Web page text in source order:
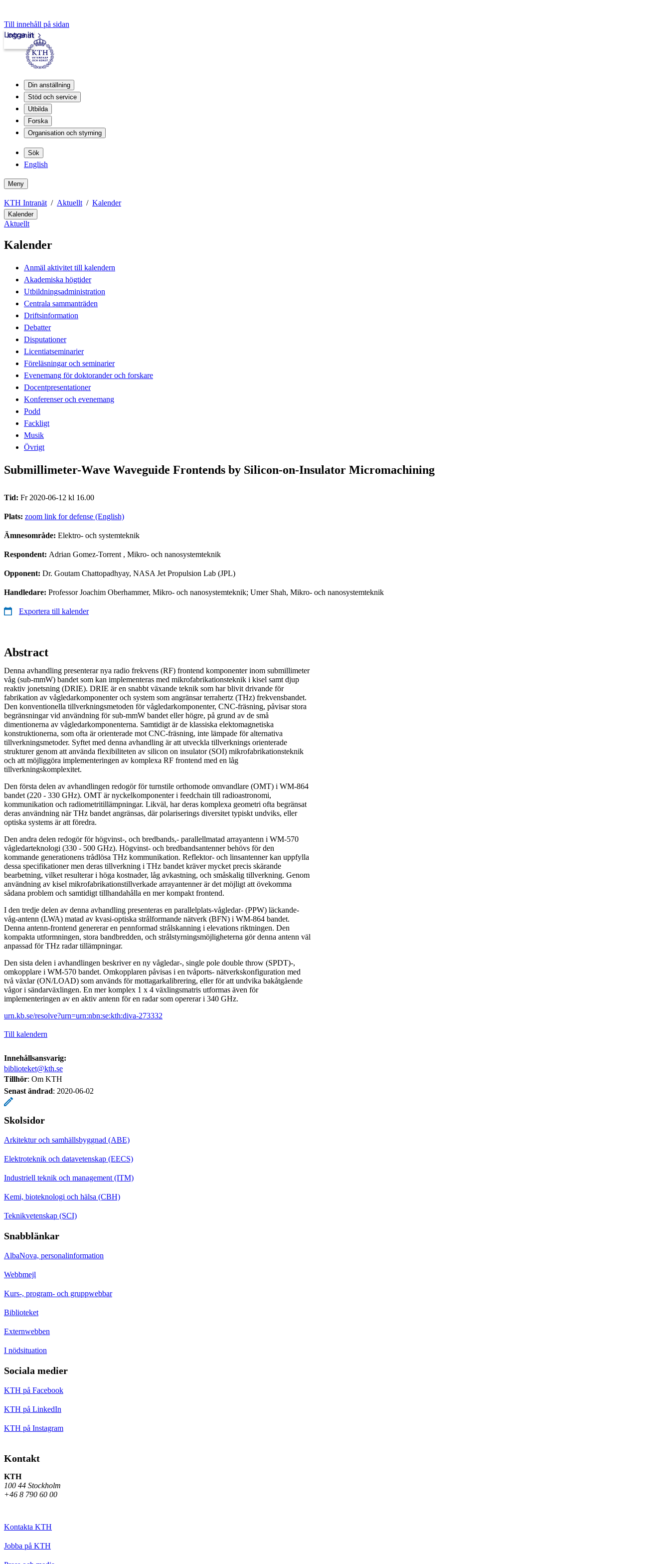
Till innehåll på sidan
Intranät
Logga in
Din anställning
Stöd och service
Utbilda
Forska
Organisation och styrning
Sök
English
Meny
KTH Intranät Aktuellt Kalender
Kalender
Aktuellt
Kalender
Anmäl aktivitet till kalendern
Akademiska högtider
Utbildningsadministration
Centrala sammanträden
Driftsinformation
Debatter
Disputationer
Licentiatseminarier
Föreläsningar och seminarier
Evenemang för doktorander och forskare
Docentpresentationer
Konferenser och evenemang
Podd
Fackligt
Musik
Övrigt
Submillimeter-Wave Waveguide Frontends by Silicon-on-Insulator Micromachining
Tid: Fr 2020-06-12 kl 16.00
Plats: zoom link for defense (English)
Ämnesområde: Elektro- och systemteknik
Respondent: Adrian Gomez-Torrent , Mikro- och nanosystemteknik
Opponent: Dr. Goutam Chattopadhyay, NASA Jet Propulsion Lab (JPL)
Handledare: Professor Joachim Oberhammer, Mikro- och nanosystemteknik; Umer Shah, Mikro- och nanosystemteknik
Exportera till kalender
Abstract
Denna avhandling presenterar nya radio frekvens (RF) frontend komponenter inom submillimeter
våg (sub-mmW) bandet som kan implementeras med mikrofabrikationsteknik i kisel samt djup
reaktiv jonetsning (DRIE). DRIE är en snabbt växande teknik som har blivit drivande för
fabrikation av vågledarkomponenter och system som angränsar terrahertz (THz) frekvensbandet.
Den konventionella tillverkningsmetoden för vågledarkomponenter, CNC-fräsning, påvisar stora
begränsningar vid användning för sub-mmW bandet eller högre, på grund av de små
dimentionerna av vågledarkomponenterna. Samtidigt är de klassiska elektomagnetiska
konstruktionerna, som ofta är orienterade mot CNC-fräsning, inte lämpade för alternativa
tillverkningsmetoder. Syftet med denna avhandling är att utveckla tillverknings orienterade
strukturer genom att använda flexibiliteten av silicon on insulator (SOI) mikrofabrikationsteknik
och att möjliggöra implementeringen av komplexa RF frontend med en låg
tillverkningskomplexitet.
Den första delen av avhandlingen redogör för turnstile orthomode omvandlare (OMT) i WM-864
bandet (220 - 330 GHz). OMT är nyckelkomponenter i feedchain till radioastronomi,
kommunikation och radiometritillämpningar. Likväl, har deras komplexa geometri ofta begränsat
deras användning när THz bandet angränsas, där polariserings diversitet typiskt undviks, eller
optiska systems är att föredra.
Den andra delen redogör för högvinst-, och bredbands,- parallellmatad arrayantenn i WM-570
vågledarteknologi (330 - 500 GHz). Högvinst- och bredbandsantenner behövs för den
kommande generationens trådlösa THz kommunikation. Reflektor- och linsantenner kan uppfylla
dessa specifikationer men deras tillverkning i THz bandet kräver mycket precis skärande
bearbetning, vilket resulterar i höga kostnader, låg avkastning, och småskalig tillverkning. Genom
användning av kisel mikrofabrikationstillverkade arrayantenner är det möjligt att övekomma
sådana problem och samtidigt tillhandahålla en mer kompakt frontend.
I den tredje delen av denna avhandling presenteras en parallelplats-vågledar- (PPW) läckande-
våg-antenn (LWA) matad av kvasi-optiska strålformande nätverk (BFN) i WM-864 bandet.
Denna antenn-frontend genererar en pennformad strålskanning i elevations riktningen. Den
kompakta utformningen, stora bandbredden, och strålstyrningsmöjligheterna gör denna antenn väl
anpassad för THz radar tillämpningar.
Den sista delen i avhandlingen beskriver en ny vågledar-, single pole double throw (SPDT)-,
omkopplare i WM-570 bandet. Omkopplaren påvisas i en tvåports- nätverkskonfiguration med
två växlar (ON/LOAD) som används för mottagarkalibrering, eller för att undvika bakåtgående
vågor i sändarväxlingen. En mer komplex 1 x 4 växlingsmatris utformas även för
implementeringen av en aktiv antenn för en radar som opererar i 340 GHz.
urn.kb.se/resolve?urn=urn:nbn:se:kth:diva-273332
Till kalendern
Innehållsansvarig:
biblioteket@kth.se
Tillhör: Om KTH
Senast ändrad: 2020-06-02
Skolsidor
Arkitektur och samhällsbyggnad (ABE)
Elektroteknik och datavetenskap (EECS)
Industriell teknik och management (ITM)
Kemi, bioteknologi och hälsa (CBH)
Teknikvetenskap (SCI)
Snabblänkar
AlbaNova, personalinformation
Webbmejl
Kurs-, program- och gruppwebbar
Biblioteket
Externwebben
I nödsituation
Sociala medier
KTH på Facebook
KTH på LinkedIn
KTH på Instagram
Kontakt
KTH
100 44 Stockholm
+46 8 790 60 00
Kontakta KTH
Jobba på KTH